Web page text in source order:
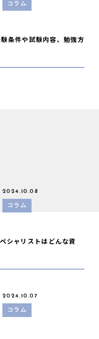
コラム
条件や試験内容、勉強方
2024.10.08
コラム
シャリストはどんな資
2024.10.07
コラム